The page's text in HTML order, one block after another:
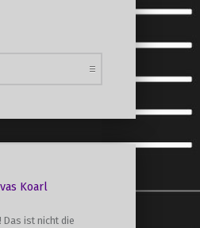
Koarl
Das ist nicht die